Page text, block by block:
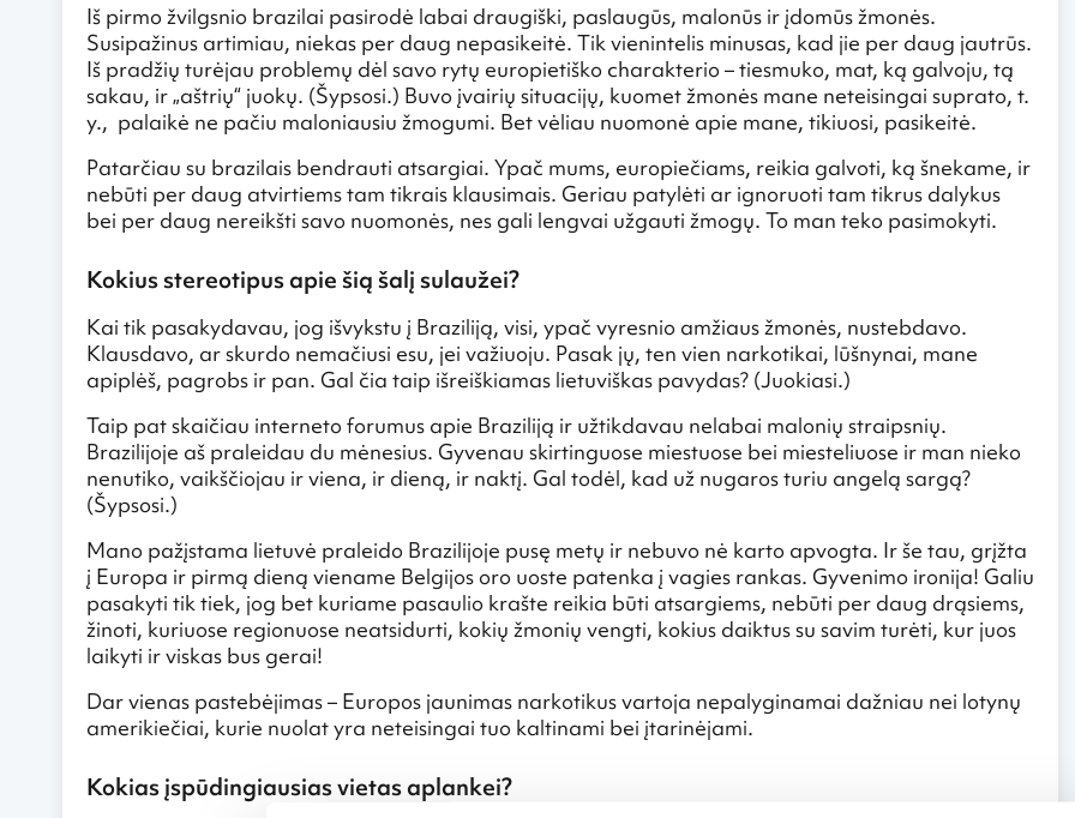
Iš pirmo žvilgsnio brazilai pasirodė labai draugiški, paslaugūs, malonūs ir įdomūs žmonės.
Susipažinus artimiau, niekas per daug nepasikeitė. Tik vienintelis minusas, kad jie per daug jautrūs.
Iš pradžių turėjau problemų dėl savo rytų europietiško charakterio – tiesmuko, mat, ką galvoju, tą
sakau, ir „aštrių“ juokų. (Šypsosi.) Buvo įvairių situacijų, kuomet žmonės mane neteisingai suprato, t.
y., palaikė ne pačiu maloniausiu žmogumi. Bet vėliau nuomonė apie mane, tikiuosi, pasikeitė.
Patarčiau su brazilais bendrauti atsargiai. Ypač mums, europiečiams, reikia galvoti, ką šnekame, ir
nebūti per daug atvirtiems tam tikrais klausimais. Geriau patylėti ar ignoruoti tam tikrus dalykus
bei per daug nereikšti savo nuomonės, nes gali lengvai užgauti žmogų. To man teko pasimokyti.
Kokius stereotipus apie šią šalį sulaužei?
Kai tik pasakydavau, jog išvykstu į Braziliją, visi, ypač vyresnio amžiaus žmonės, nustebdavo.
Klausdavo, ar skurdo nemačiusi esu, jei važiuoju. Pasak jų, ten vien narkotikai, lūšnynai, mane
apiplėš, pagrobs ir pan. Gal čia taip išreiškiamas lietuviškas pavydas? (Juokiasi.)
Taip pat skaičiau interneto forumus apie Braziliją ir užtikdavau nelabai malonių straipsnių.
Brazilijoje aš praleidau du mėnesius. Gyvenau skirtinguose miestuose bei miesteliuose ir man nieko
nenutiko, vaikščiojau ir viena, ir dieną, ir naktį. Gal todėl, kad už nugaros turiu angelą sargą?
(Šypsosi.)
Mano pažįstama lietuvė praleido Brazilijoje pusę metų ir nebuvo nė karto apvogta. Ir še tau, grįžta
į Europa ir pirmą dieną viename Belgijos oro uoste patenka į vagies rankas. Gyvenimo ironija! Galiu
pasakyti tik tiek, jog bet kuriame pasaulio krašte reikia būti atsargiems, nebūti per daug drąsiems,
žinoti, kuriuose regionuose neatsidurti, kokių žmonių vengti, kokius daiktus su savim turėti, kur juos
laikyti ir viskas bus gerai!
Dar vienas pastebėjimas – Europos jaunimas narkotikus vartoja nepalyginamai dažniau nei lotynų
amerikiečiai, kurie nuolat yra neteisingai tuo kaltinami bei įtarinėjami.
Kokias įspūdingiausias vietas aplankei?